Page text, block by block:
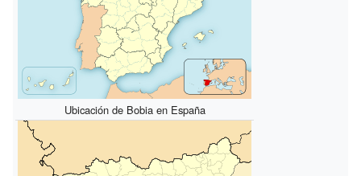
Ubicación de Bobia en España